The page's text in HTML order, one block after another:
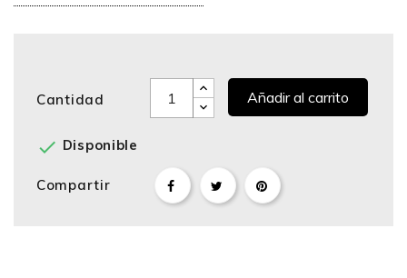
Cantidad Añadir al carrito
 Disponible
Compartir